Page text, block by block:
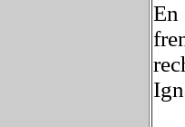
En